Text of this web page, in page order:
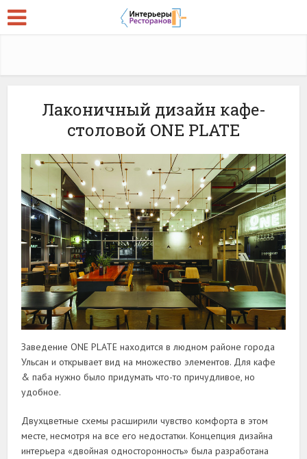
Лаконичный дизайн кафе-
столовой ONE PLATE
Заведение ONE PLATE находится в людном районе города
Ульсан и открывает вид на множество элементов. Для кафе
& паба нужно было придумать что-то причудливое, но
удобное.
Двухцветные схемы расширили чувство комфорта в этом
месте, несмотря на все его недостатки. Концепция дизайна
интерьера «двойная односторонность» была разработана